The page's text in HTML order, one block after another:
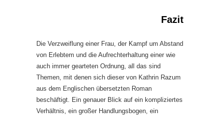
Fazit
Die Verzweiflung einer Frau, der Kampf um Abstand
von Erlebtem und die Aufrechterhaltung einer wie
auch immer gearteten Ordnung, all das sind
Themen, mit denen sich dieser von Kathrin Razum
aus dem Englischen übersetzten Roman
beschäftigt. Ein genauer Blick auf ein kompliziertes
Verhältnis, ein großer Handlungsbogen, ein